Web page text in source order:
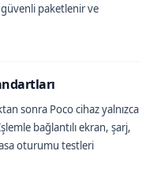
paketlenir ve
sonra Poco cihaz yalnızca
bağlantılı ekran, şarj,
oturumu testleri